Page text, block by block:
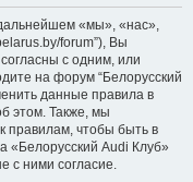
«мы», «нас»,
forum”), Вы
с одним, или
на форум “Белорусский
данные правила в
этом. Также, мы
правилам, чтобы быть в
«Белорусский Audi Клуб»
с ними согласие.